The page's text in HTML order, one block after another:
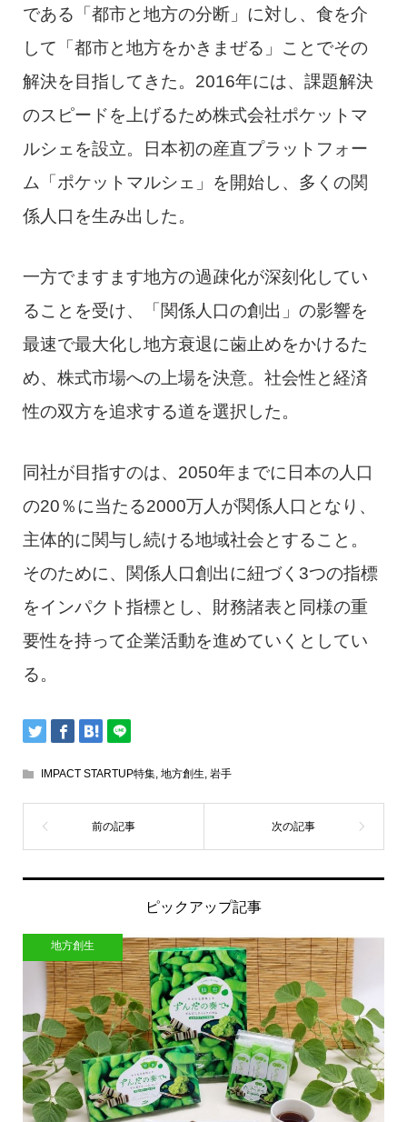
である「都市と地方の分断」に対し、食を介
して「都市と地方をかきまぜる」ことでその
解決を目指してきた。2016年には、課題解決
のスピードを上げるため株式会社ポケットマ
ルシェを設立。日本初の産直プラットフォー
ム「ポケットマルシェ」を開始し、多くの関
係人口を生み出した。
一方でますます地方の過疎化が深刻化してい
ることを受け、「関係人口の創出」の影響を
最速で最大化し地方衰退に歯止めをかけるた
め、株式市場への上場を決意。社会性と経済
性の双方を追求する道を選択した。
同社が目指すのは、2050年までに日本の人口
の20％に当たる2000万人が関係人口となり、
主体的に関与し続ける地域社会とすること。
そのために、関係人口創出に紐づく3つの指標
をインパクト指標とし、財務諸表と同様の重
要性を持って企業活動を進めていくとしてい
る。
IMPACT STARTUP特集, 地方創生, 岩手
ピックアップ記事
地方創生